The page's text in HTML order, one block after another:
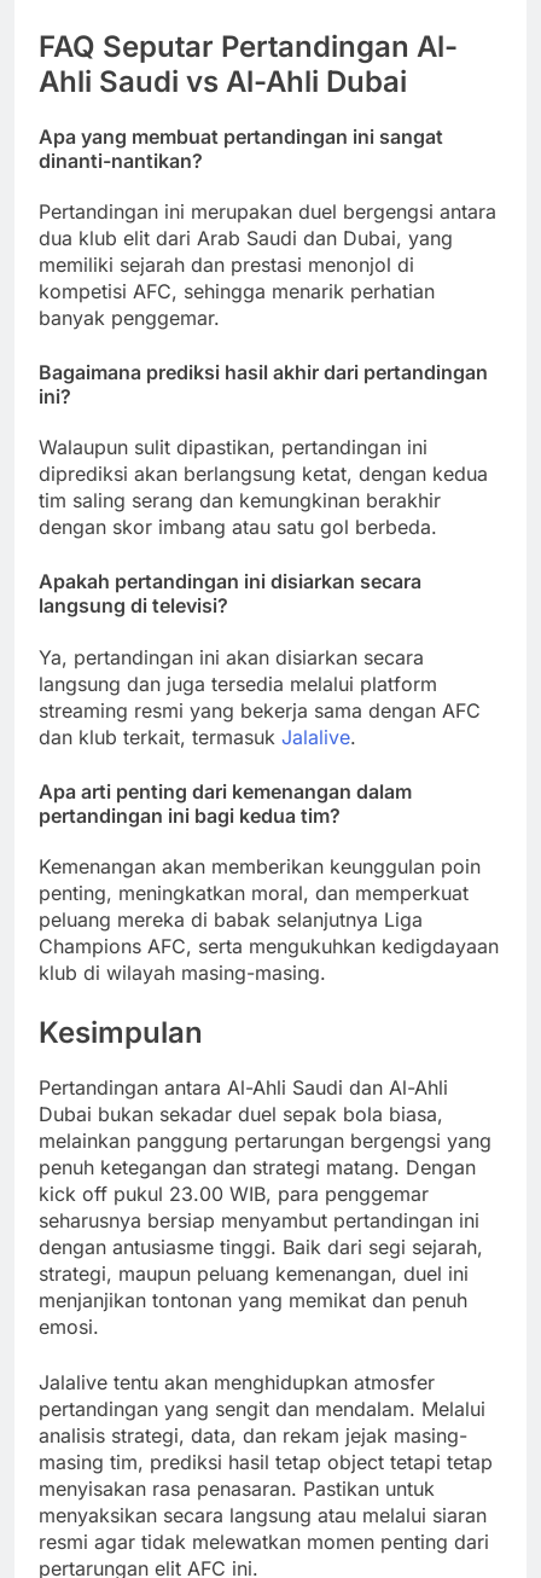
FAQ Seputar Pertandingan Al-
Ahli Saudi vs Al-Ahli Dubai
Apa yang membuat pertandingan ini sangat
dinanti-nantikan?
Pertandingan ini merupakan duel bergengsi antara
dua klub elit dari Arab Saudi dan Dubai, yang
memiliki sejarah dan prestasi menonjol di
kompetisi AFC, sehingga menarik perhatian
banyak penggemar.
Bagaimana prediksi hasil akhir dari pertandingan
ini?
Walaupun sulit dipastikan, pertandingan ini
diprediksi akan berlangsung ketat, dengan kedua
tim saling serang dan kemungkinan berakhir
dengan skor imbang atau satu gol berbeda.
Apakah pertandingan ini disiarkan secara
langsung di televisi?
Ya, pertandingan ini akan disiarkan secara
langsung dan juga tersedia melalui platform
streaming resmi yang bekerja sama dengan AFC
dan klub terkait, termasuk Jalalive.
Apa arti penting dari kemenangan dalam
pertandingan ini bagi kedua tim?
Kemenangan akan memberikan keunggulan poin
penting, meningkatkan moral, dan memperkuat
peluang mereka di babak selanjutnya Liga
Champions AFC, serta mengukuhkan kedigdayaan
klub di wilayah masing-masing.
Kesimpulan
Pertandingan antara Al-Ahli Saudi dan Al-Ahli
Dubai bukan sekadar duel sepak bola biasa,
melainkan panggung pertarungan bergengsi yang
penuh ketegangan dan strategi matang. Dengan
kick off pukul 23.00 WIB, para penggemar
seharusnya bersiap menyambut pertandingan ini
dengan antusiasme tinggi. Baik dari segi sejarah,
strategi, maupun peluang kemenangan, duel ini
menjanjikan tontonan yang memikat dan penuh
emosi.
Jalalive tentu akan menghidupkan atmosfer
pertandingan yang sengit dan mendalam. Melalui
analisis strategi, data, dan rekam jejak masing-
masing tim, prediksi hasil tetap object tetapi tetap
menyisakan rasa penasaran. Pastikan untuk
menyaksikan secara langsung atau melalui siaran
resmi agar tidak melewatkan momen penting dari
pertarungan elit AFC ini.